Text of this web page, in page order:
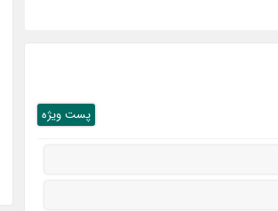
پست ويژه